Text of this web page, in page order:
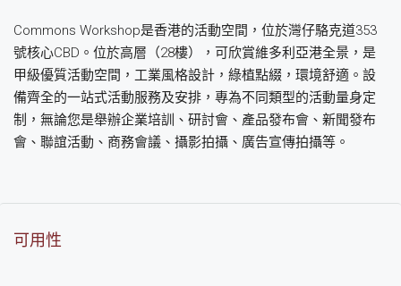
Commons Workshop是香港的活動空間，位於灣仔駱克道353
號核心CBD。位於高層（28樓），可欣賞維多利亞港全景，是
甲級優質活動空間，工業風格設計，綠植點綴，環境舒適。設
備齊全的一站式活動服務及安排，專為不同類型的活動量身定
制，無論您是舉辦企業培訓、研討會、產品發布會、新聞發布
會、聯誼活動、商務會議、攝影拍攝、廣告宣傳拍攝等。
可用性